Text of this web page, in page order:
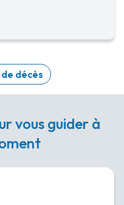
décès
vous guider à